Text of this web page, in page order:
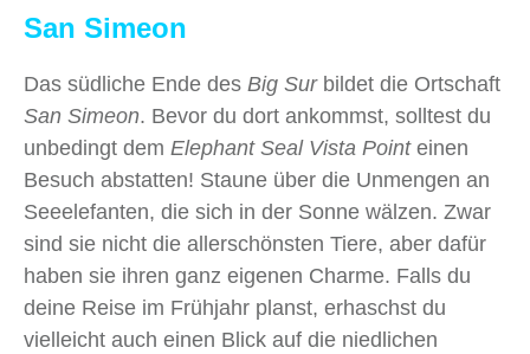
San Simeon
Das südliche Ende des Big Surbildet die Ortschaft
San Simeon. Bevor du dort ankommst, solltest du
unbedingt dem Elephant Seal Vista Pointeinen
Besuch abstatten! Staune über die Unmengen an
Seeelefanten, die sich in der Sonne wälzen. Zwar
sind sie nicht die allerschönsten Tiere, aber dafür
haben sie ihren ganz eigenen Charme. Falls du
deine Reise im Frühjahr planst, erhaschst du
vielleicht auch einen Blick auf die niedlichen